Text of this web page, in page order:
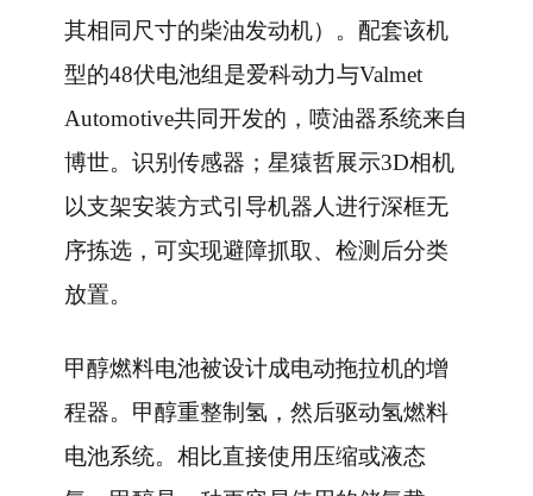
其相同尺寸的柴油发动机）。配套该机
型的48伏电池组是爱科动力与Valmet
Automotive共同开发的，喷油器系统来自
博世。识别传感器；星猿哲展示3D相机
以支架安装方式引导机器人进行深框无
序拣选，可实现避障抓取、检测后分类
放置。
甲醇燃料电池被设计成电动拖拉机的增
程器。甲醇重整制氢，然后驱动氢燃料
电池系统。相比直接使用压缩或液态